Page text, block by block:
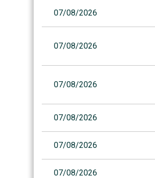
07/08/2026
07/08/2026
07/08/2026
07/08/2026
07/08/2026
07/08/2026